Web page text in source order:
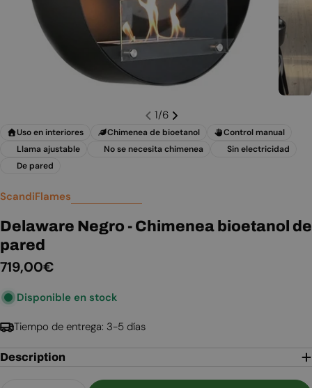
1/6
Uso en interiores Chimenea de bioetanol
Control manual
Llama ajustable
No se necesita chimenea
Sin electricidad
De pared
ScandiFlames
Delaware Negro - Chimenea bioetanol de
pared
Precio
719,00€
Disponible en stock
Tiempo de entrega: 3-5 días
Description